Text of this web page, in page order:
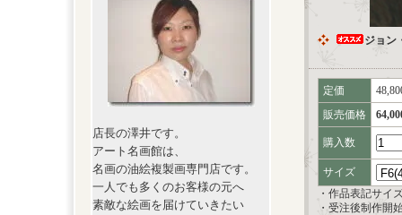
店長の澤井です。
アート名画館は、
名画の油絵複製画専門店です。
一人でも多くのお客様の元へ
素敵な絵画を届けていきたい
ジョン
定価
販売価格
購入数
サイズ
・作品表記サイ
・受注後制作開